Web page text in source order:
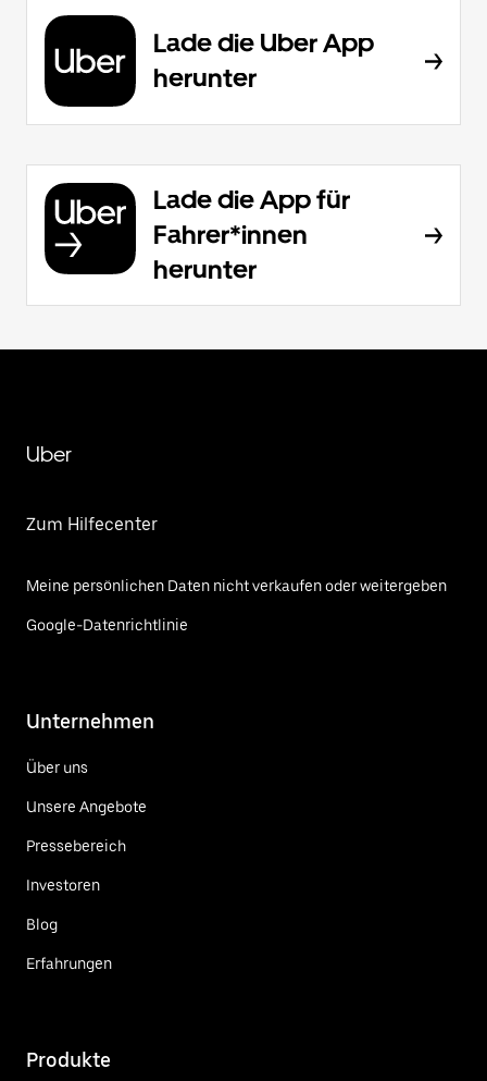
Lade die Uber App
herunter
Lade die App für
Fahrer*innen
herunter
Uber
Zum Hilfecenter
Meine persönlichen Daten nicht verkaufen oder weitergeben
Google-Datenrichtlinie
Unternehmen
Über uns
Unsere Angebote
Pressebereich
Investoren
Blog
Erfahrungen
Produkte